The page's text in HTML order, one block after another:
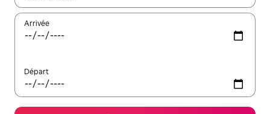
Arrivée
Départ